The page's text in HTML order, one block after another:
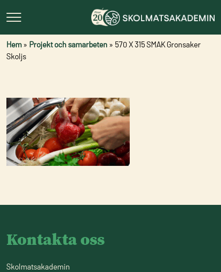
Hem » Projekt och samarbeten » 570 X 315 SMAK Gronsaker
Skoljs
Kontakta oss
Skolmatsakademin